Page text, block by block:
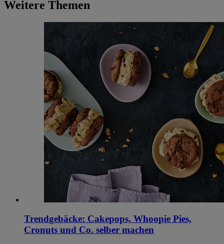
Weitere Themen
Trendgebäcke: Cakepops, Whoopie Pies,
Cronuts und Co. selber machen